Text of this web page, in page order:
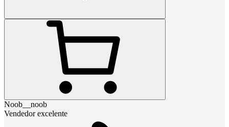
Noob__noob
Vendedor excelente